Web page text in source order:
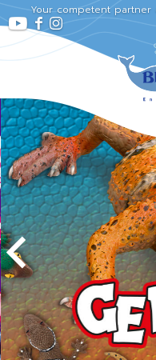
Your competent